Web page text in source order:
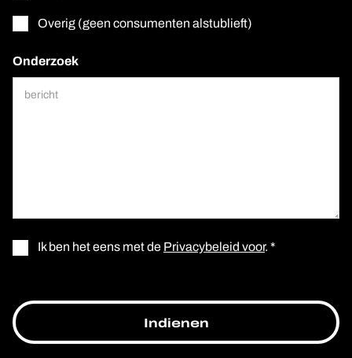
Overig (geen consumenten alstublieft)
Onderzoek
Ik ben het eens met de Privacybeleid voor. *